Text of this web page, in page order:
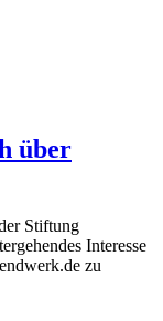
über
Stiftung
Interesse
zu